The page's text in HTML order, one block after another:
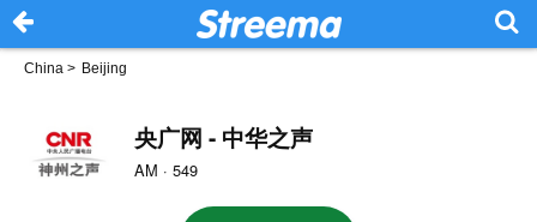
China > Beijing
央广网 - 中华之声
AM · 549